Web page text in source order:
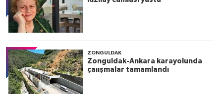
ZONGULDAK
Zonguldak-Ankara karayolunda
çaıışmalar tamamlandı